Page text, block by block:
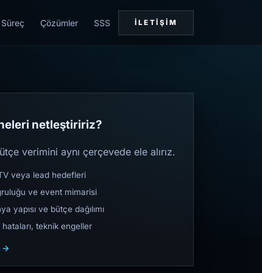
Süreç Çözümler SSS İLETIŞIM
netleştiririz?
verimini aynı çerçevede ele alırız.
veya lead hedefleri
ve event mimarisi
yapısı ve bütçe dağılımı
teknik engeller
→